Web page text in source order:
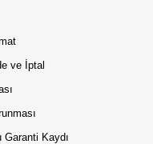
ve İptal
Kaydı